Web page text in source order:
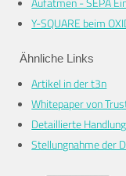
Y-SQUARE beim
Ähnliche Links
Artikel in der t3n
Whitepaper von
Detaillierte
Stellungnahme der